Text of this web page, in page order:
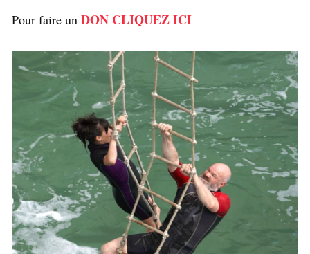
Pour faire un DON CLIQUEZ ICI